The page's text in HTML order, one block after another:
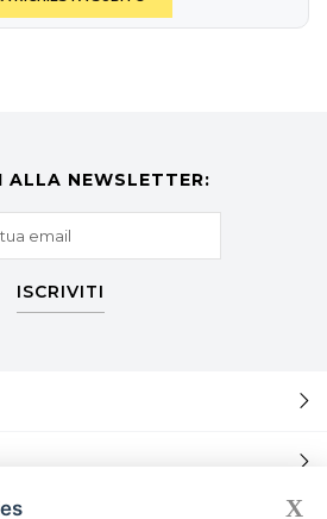
ALLA NEWSLETTER:
ISCRIVITI
X